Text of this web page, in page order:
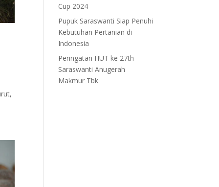
Cup 2024
Pupuk Saraswanti Siap Penuhi
Kebutuhan Pertanian di
Indonesia
Peringatan HUT ke 27th
Saraswanti Anugerah
Makmur Tbk